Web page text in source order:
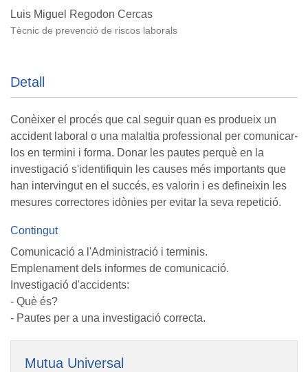
Luis Miguel Regodon Cercas
Tècnic de prevenció de riscos laborals
Detall
Conèixer el procés que cal seguir quan es produeix un
accident laboral o una malaltia professional per comunicar-
los en termini i forma. Donar les pautes perquè en la
investigació s'identifiquin les causes més importants que
han intervingut en el succés, es valorin i es defineixin les
mesures correctores idònies per evitar la seva repetició.
Contingut
Comunicació a l'Administració i terminis.
Emplenament dels informes de comunicació.
Investigació d'accidents:
- Què és?
- Pautes per a una investigació correcta.
Mutua Universal